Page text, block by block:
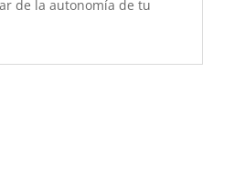
de la autonomía de tu